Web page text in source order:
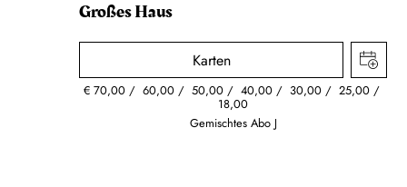
Großes Haus
Karten
€ 70,00 60,00 50,00 40,00 30,00 25,00
18,00
Gemischtes Abo J